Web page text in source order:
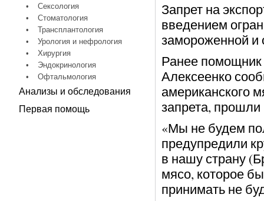
•
Сексология
•
Стоматология
•
Трансплантология
•
Урология и нефрология
•
Хирургия
•
Эндокринология
•
Офтальмология
Анализы и обследования
Первая помощь
Запрет на
введением
замороженной
Ранее помощник
Алексеенко
американского
запрета,
«Мы не будем
предупредили
в нашу страну
мясо, которое
принимать не